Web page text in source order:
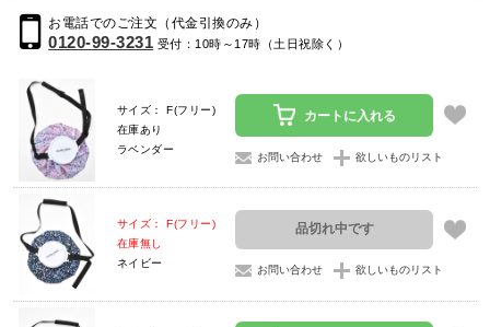
お電話でのご注文（代金引換のみ）
0120-99-3231 受付：10時～17時（土日祝除く）
サイズ： F(フリー)
在庫あり
ラベンダー
カートに入れる
お問い合わせ 欲しいものリスト
サイズ： F(フリー)
在庫無し
ネイビー
品切れ中です
お問い合わせ 欲しいものリスト